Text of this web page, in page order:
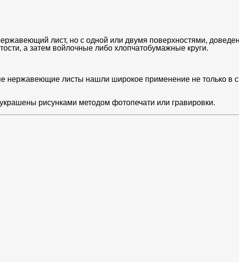
лист, но с одной или двумя поверхностями,
а затем войлочные либо хлопчатобумажные круги.
нержавеющие листы нашли широкое применение не только в
рисунками методом фотопечати или гравировки.